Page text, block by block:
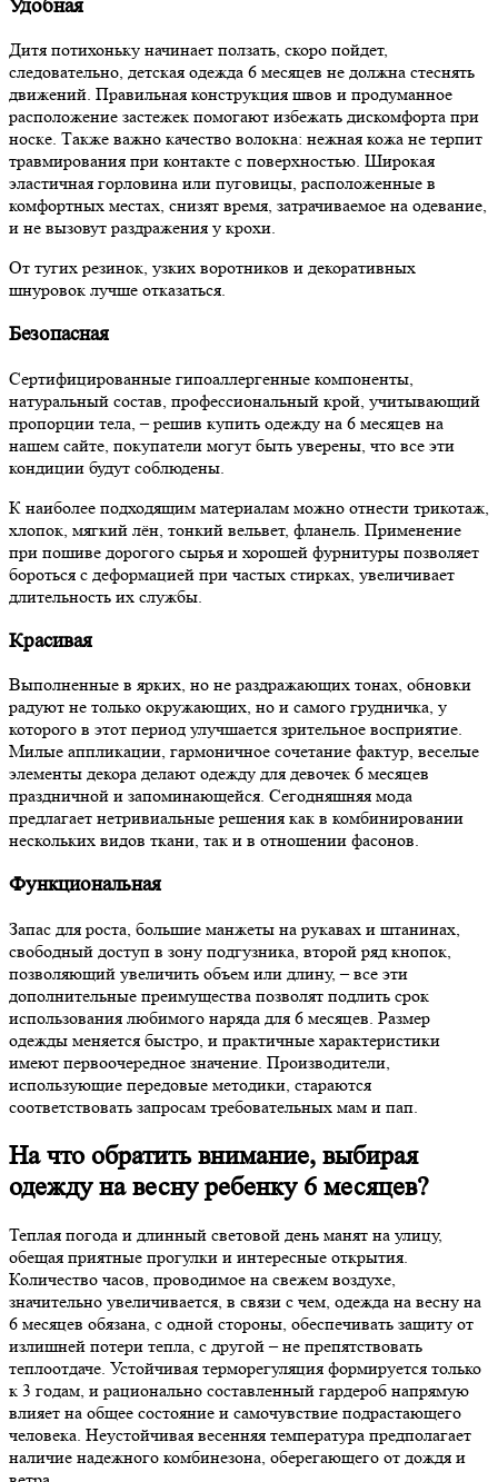
Удобная
Дитя потихоньку начинает ползать, скоро пойдет,
следовательно, детская одежда 6 месяцев не должна стеснять
движений. Правильная конструкция швов и продуманное
расположение застежек помогают избежать дискомфорта при
носке. Также важно качество волокна: нежная кожа не терпит
травмирования при контакте с поверхностью. Широкая
эластичная горловина или пуговицы, расположенные в
комфортных местах, снизят время, затрачиваемое на одевание,
и не вызовут раздражения у крохи.
От тугих резинок, узких воротников и декоративных
шнуровок лучше отказаться.
Безопасная
Сертифицированные гипоаллергенные компоненты,
натуральный состав, профессиональный крой, учитывающий
пропорции тела, – решив купить одежду на 6 месяцев на
нашем сайте, покупатели могут быть уверены, что все эти
кондиции будут соблюдены.
К наиболее подходящим материалам можно отнести трикотаж,
хлопок, мягкий лён, тонкий вельвет, фланель. Применение
при пошиве дорогого сырья и хорошей фурнитуры позволяет
бороться с деформацией при частых стирках, увеличивает
длительность их службы.
Красивая
Выполненные в ярких, но не раздражающих тонах, обновки
радуют не только окружающих, но и самого грудничка, у
которого в этот период улучшается зрительное восприятие.
Милые аппликации, гармоничное сочетание фактур, веселые
элементы декора делают одежду для девочек 6 месяцев
праздничной и запоминающейся. Сегодняшняя мода
предлагает нетривиальные решения как в комбинировании
нескольких видов ткани, так и в отношении фасонов.
Функциональная
Запас для роста, большие манжеты на рукавах и штанинах,
свободный доступ в зону подгузника, второй ряд кнопок,
позволяющий увеличить объем или длину, – все эти
дополнительные преимущества позволят подлить срок
использования любимого наряда для 6 месяцев. Размер
одежды меняется быстро, и практичные характеристики
имеют первоочередное значение. Производители,
использующие передовые методики, стараются
соответствовать запросам требовательных мам и пап.
На что обратить внимание, выбирая
одежду на весну ребенку 6 месяцев?
Теплая погода и длинный световой день манят на улицу,
обещая приятные прогулки и интересные открытия.
Количество часов, проводимое на свежем воздухе,
значительно увеличивается, в связи с чем, одежда на весну на
6 месяцев обязана, с одной стороны, обеспечивать защиту от
излишней потери тепла, с другой – не препятствовать
теплоотдаче. Устойчивая терморегуляция формируется только
к 3 годам, и рационально составленный гардероб напрямую
влияет на общее состояние и самочувствие подрастающего
человека. Неустойчивая весенняя температура предполагает
наличие надежного комбинезона, оберегающего от дождя и